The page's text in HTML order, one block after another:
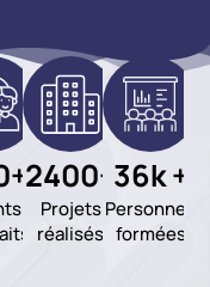
+2400+
Projets
réalisés
36k +
Personnes
formées